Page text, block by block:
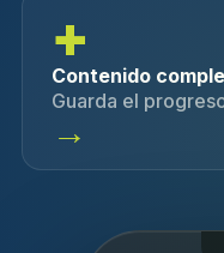
+
Contenido
Guarda el
→